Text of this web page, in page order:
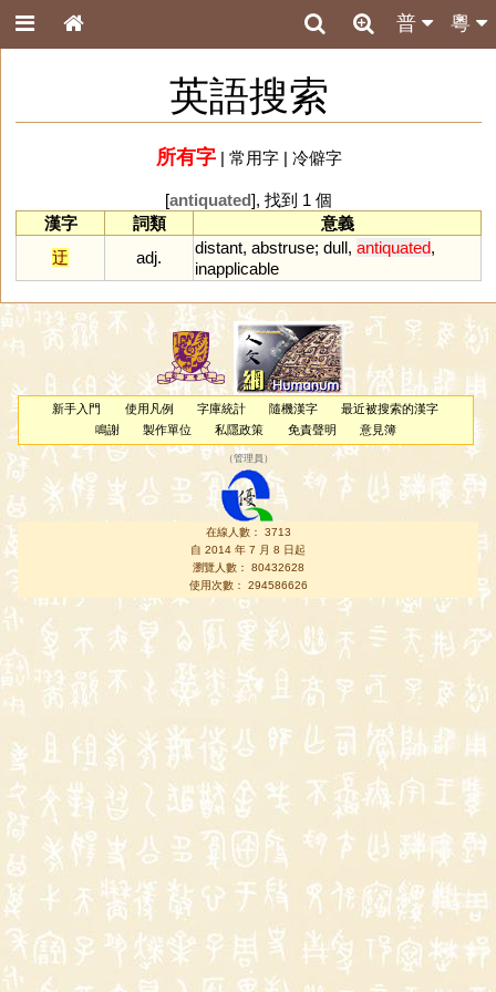
粵
普
英語搜索
所有字| 常用字| 冷僻字
[antiquated], 找到 1 個
漢字
詞類
意義
迂
adj.
distant, abstruse; dull, antiquated,
inapplicable
新手入門 使用凡例 字庫統計 隨機漢字
最近被搜索的漢字
鳴謝
製作單位 私隱政策 免責聲明 意見簿
（管理員 ）
在線人數： 3713
自 2014 年 7 月 8 日起
瀏覽人數： 80432628
使用次數： 294586626